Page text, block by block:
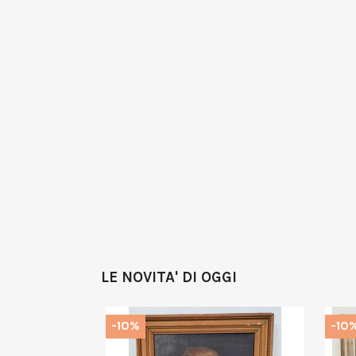
LE NOVITA' DI OGGI
-10% -